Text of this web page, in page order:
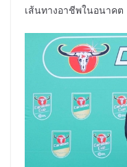
เส้นทางอาชีพในอนาคต